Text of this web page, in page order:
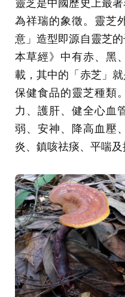
為祥瑞的象徵。靈芝
意」造型即源自靈芝
本草經》中有赤、黑
載，其中的「赤芝」
保健食品的靈芝種類
力、護肝、健全心血
弱、安神、降高血壓
炎、鎮咳祛痰、平喘及